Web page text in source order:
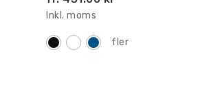
Inkl. moms
fler